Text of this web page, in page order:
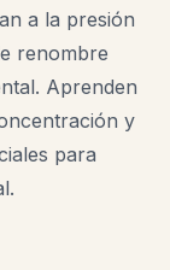
a la presión
renombre
Aprenden
y
para